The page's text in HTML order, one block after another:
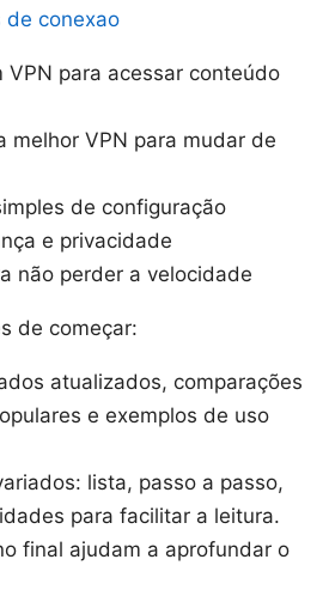
de conexao
VPN para acessar conteúdo
melhor VPN para mudar de
de configuração
e privacidade
não perder a velocidade
de começar:
atualizados, comparações
e exemplos de uso
lista, passo a passo,
para facilitar a leitura.
final ajudam a aprofundar o